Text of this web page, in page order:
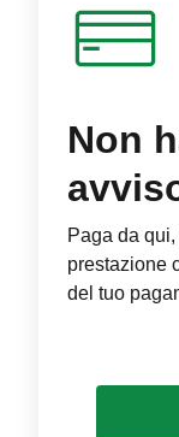
Non
Paga da
prestazione
del tuo